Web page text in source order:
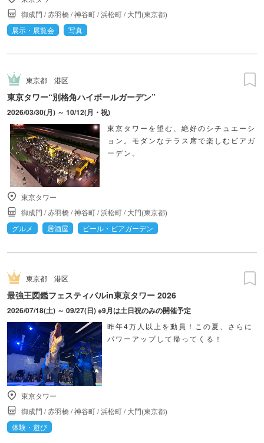
御成門 /赤羽橋/神谷町/浜松町/大門(東京都)
展示・展覧会
写真
東京都 港区
東京タワー“別格角ハイボールガーデン”
2026/03/30(月) ～ 10/12(月・祝)
東京タワーを望む、絶好のシチュエーシ
ョン。モダンなテラス席で楽しむビアガ
ーデン。
東京タワー
御成門 /赤羽橋/神谷町/浜松町/大門(東京都)
グルメ
居酒屋 ビール・ビアガーデン
東京都 港区
最強王図鑑フェスティバルin東京タワー 2026
2026/07/18(土) ～ 09/27(日) ※9月は土日祝のみの開催予定
昨年4万人以上を動員！この夏、さらに
パワーアップして帰ってくる！
東京タワー
御成門 /赤羽橋/神谷町/浜松町/大門(東京都)
体験・遊び